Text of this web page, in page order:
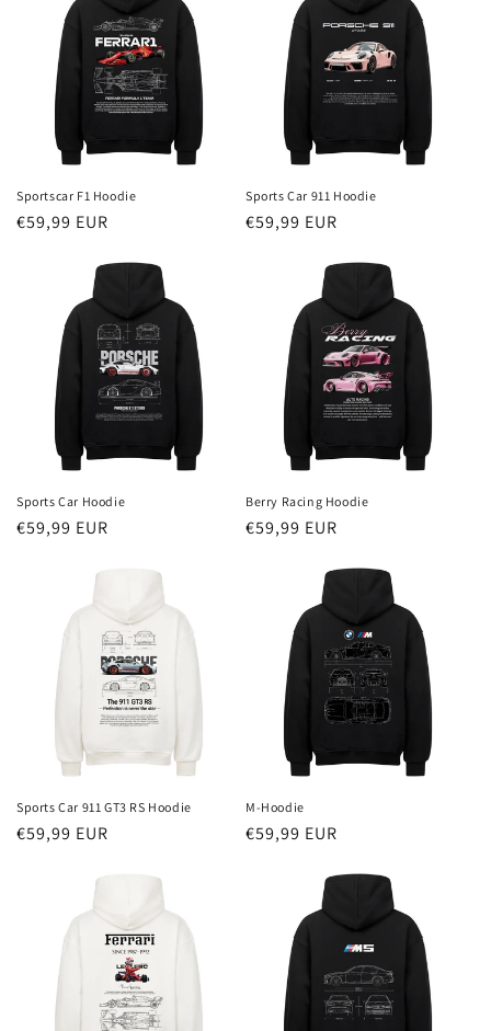
Sportscar F1 Hoodie
Redna
€59,99 EUR
Sports Car 911 Hoodie
Redna
€59,99 EUR
Sports Car Hoodie
Redna
€59,99 EUR
Berry Racing Hoodie
Redna
€59,99 EUR
Sports Car 911 GT3 RS Hoodie
Redna
€59,99 EUR
M-Hoodie
Redna
€59,99 EUR